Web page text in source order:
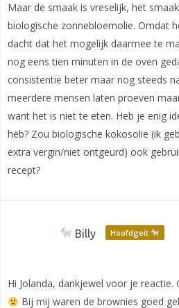
Maar de smaak is vreselijk, het
biologische zonnebloemolie. Omdat
dacht dat het mogelijk daarmee te
nog eens tien minuten in de oven
consistentie beter maar nog steeds
meerdere mensen laten proeven
want het is niet te eten. Heb je enig
heb? Zou biologische kokosolie (ik
extra vergin/niet ontgeurd) ook
recept?
Billy Hoofdgeit
Hi Jolanda, dankjewel voor je reactie.
Bij mij waren de brownies goed